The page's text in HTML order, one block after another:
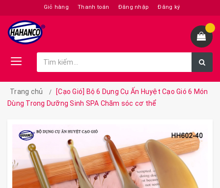
Giỏ hàng Thanh toán Đăng nhập Đăng ký
Trang chủ
[Cạo Gió] Bộ 6 Dụng Cụ Ấn Huyệt Cạo Gió 6 Món
Dùng Trong Dưỡng Sinh SPA Chăm sóc cơ thể